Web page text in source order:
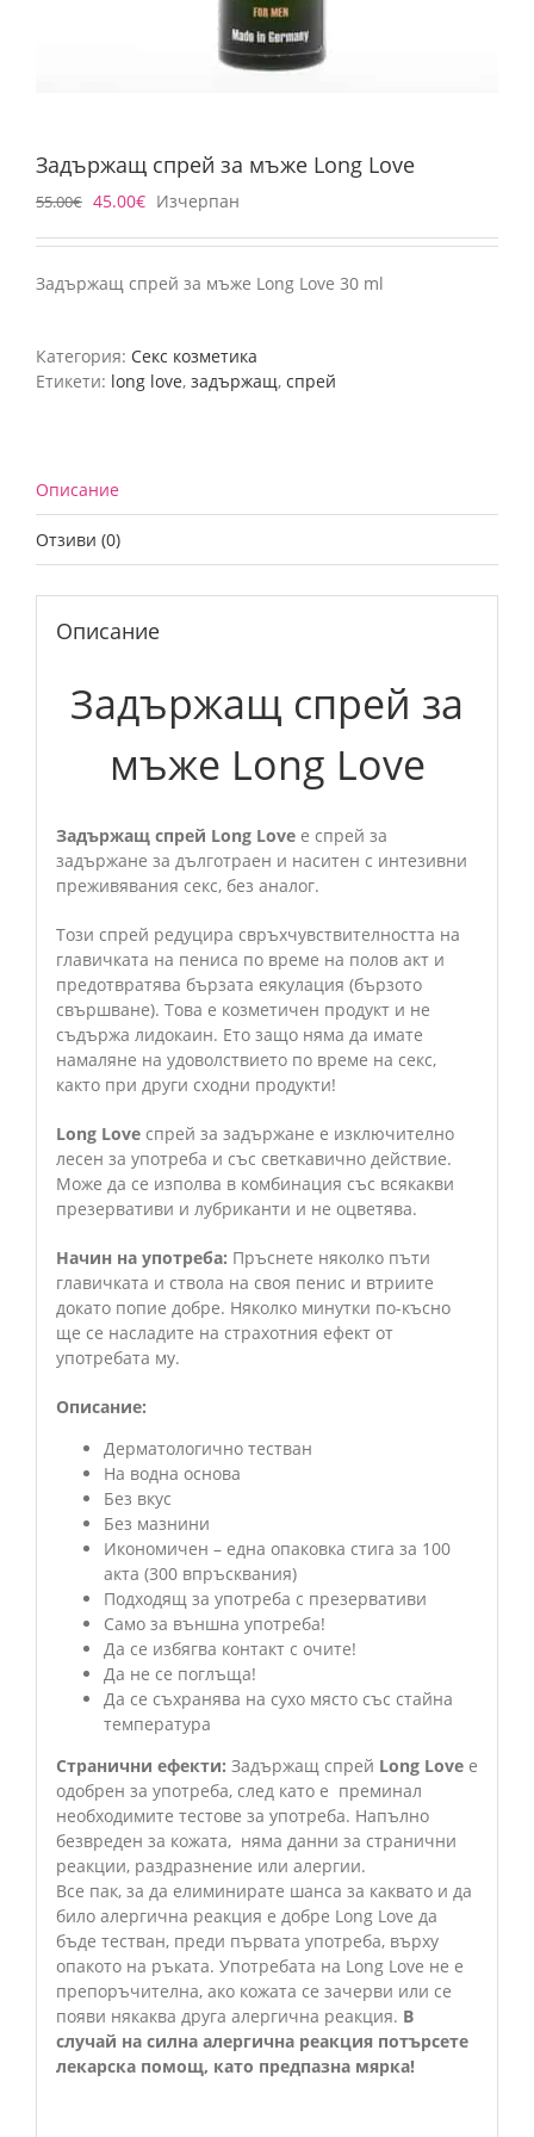
Задържащ спрей за мъже Long Love
55.00€ 45.00€ Изчерпан
Задържащ спрей за мъже Long Love 30 ml
Категория: Секс козметика
Етикети: long love, задържащ, спрей
Описание
Отзиви (0)
Описание
Задържащ спрей за
мъже Long Love
Задържащ спрей Long Loveе спрей за
задържане за дълготраен и наситен с интезивни
преживявания секс, без аналог.
Този спрей редуцира свръхчувствителността на
главичката на пениса по време на полов акт и
предотвратява бързата еякулация (бързото
свършване). Това е козметичен продукт и не
съдържа лидокаин. Ето защо няма да имате
намаляне на удоволствието по време на секс,
както при други сходни продукти!
Long Loveспрей за задържане е изключително
лесен за употреба и със светкавично действие.
Може да се изполва в комбинация със всякакви
презервативи и лубриканти и не оцветява.
Начин на употреба: Пръснете няколко пъти
главичката и ствола на своя пенис и втриите
докато попие добре. Няколко минутки по-късно
ще се насладите на страхотния ефект от
употребата му.
Описание:
Дерматологично тестван
На водна основа
Без вкус
Без мазнини
Икономичен – една опаковка стига за 100
акта (300 впръсквания)
Подходящ за употреба с презервативи
Само за външна употреба!
Да се избягва контакт с очите!
Да не се поглъща!
Да се съхранява на сухо място със стайна
температура
Странични ефекти: Задържащ спрей Long Loveе
одобрен за употреба, след като е преминал
необходимите тестове за употреба. Напълно
безвреден за кожата, няма данни за странични
реакции, раздразнение или алергии.
Все пак, за да елиминирате шанса за каквато и да
било алергична реакция е добре Long Love да
бъде тестван, преди първата употреба, върху
опакото на ръката. Употребата на Long Love не е
препоръчителна, ако кожата се зачерви или се
появи някаква друга алергична реакция. В
случай на силна алергична реакция потърсете
лекарска помощ, като предпазна мярка!